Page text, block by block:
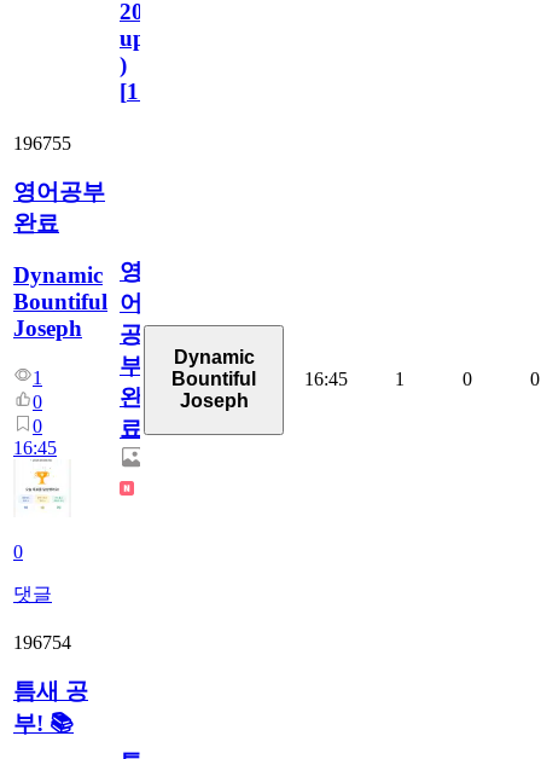
2023.11.1
update
)
[110
196755
영어공부
완료
Dynamic
Bountiful
Joseph
1
0
0
16:45
0
댓글
영
어
공
부
완
료
Dynamic
Bountiful
Joseph
16:45 1 0 0
196754
틈새 공
부! 📚